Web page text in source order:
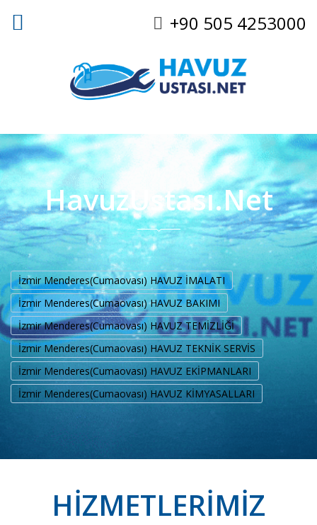
+90 505 4253000
HavuzUstası.Net
İzmir Menderes(Cumaovası) HAVUZ İMALATI
İzmir Menderes(Cumaovası) HAVUZ BAKIMI
İzmir Menderes(Cumaovası) HAVUZ TEMİZLİĞİ
İzmir Menderes(Cumaovası) HAVUZ TEKNİK SERVİS
İzmir Menderes(Cumaovası) HAVUZ EKİPMANLARI
İzmir Menderes(Cumaovası) HAVUZ KİMYASALLARI
HİZMETLERİMİZ